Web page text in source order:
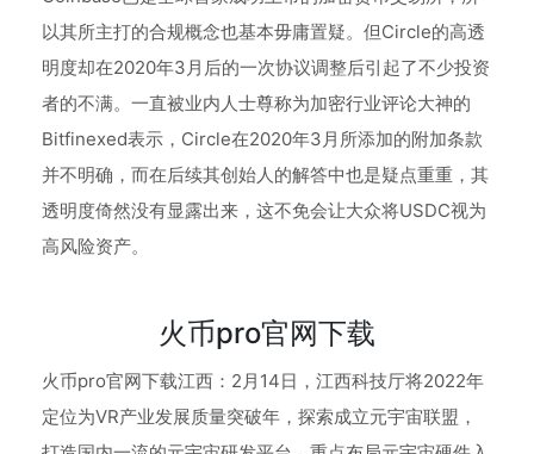
以其所主打的合规概念也基本毋庸置疑。但Circle的高透
明度却在2020年3月后的一次协议调整后引起了不少投资
者的不满。一直被业内人士尊称为加密行业评论大神的
Bitfinexed表示，Circle在2020年3月所添加的附加条款
并不明确，而在后续其创始人的解答中也是疑点重重，其
透明度倚然没有显露出来，这不免会让大众将USDC视为
高风险资产。
火币pro官网下载
火币pro官网下载江西：2月14日，江西科技厅将2022年
定位为VR产业发展质量突破年，探索成立元宇宙联盟，